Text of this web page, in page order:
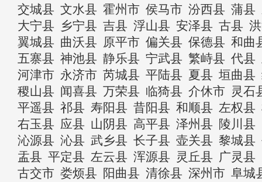
交城县 文水县 霍州市 侯马市 汾西县 蒲县
大宁县
乡宁县 吉县 浮山县 安泽县 古县
翼城县 曲沃县 原平市 偏关县 保德县 和曲
五寨县 神池县 静乐县 宁武县 繁峙县 代县
河津市 永济市 芮城县 平陆县 夏县 垣曲县
稷山县 闻喜县 万荣县 临猗县 介休市 灵石
平遥县 祁县 寿阳县 昔阳县 和顺县 左权县
右玉县 应县 山阴县 高平县 泽州县 陵川县
沁源县 沁县 武乡县 长子县 壶关县 黎城县
盂县 平定县 左云县 浑源县 灵丘县 广灵县
古交市 娄烦县 阳曲县 清徐县 深州市 阜城